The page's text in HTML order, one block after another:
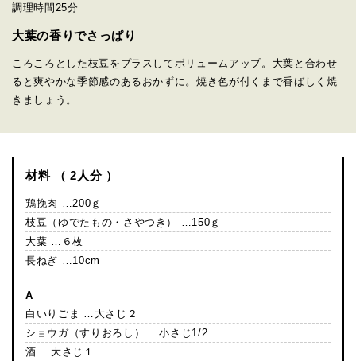
調理時間 25分
大葉の香りでさっぱり
ころころとした枝豆をプラスしてボリュームアップ。大葉と合わせ
ると爽やかな季節感のあるおかずに。焼き色が付くまで香ばしく焼
きましょう。
材料 （ 2人分 ）
鶏挽肉 …200ｇ
枝豆（ゆでたもの・さやつき） …150ｇ
大葉 …６枚
長ねぎ …10cm
A
白いりごま …大さじ２
ショウガ（すりおろし） …小さじ1/2
酒 …大さじ１